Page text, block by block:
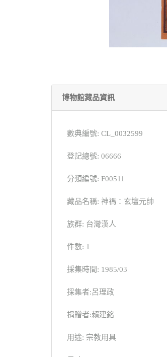
博物館藏品資訊
數典編號: CL_0032599
登記總號: 06666
分類編號: F00511
藏品名稱: 神禡：玄壇元帥
族群: 台灣漢人
件數: 1
採集時間: 1985/03
採集者:呂理政
捐贈者:賴建銘
用途: 宗教用具